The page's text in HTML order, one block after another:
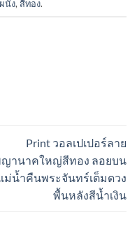
นัง, สีทอง.
Print วอลเปเปอร์ลาย
านาคใหญ่สีทอง ลอยบน
ม่น้ำคืนพระจันทร์เต็มดวง
พื้นหลังสีน้ำเงิน